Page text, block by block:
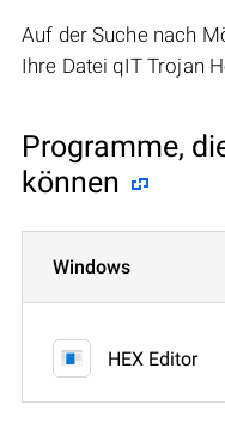
Auf der Suche nach
Ihre Datei qIT Trojan
Programme,
können
Windows
HEX Editor